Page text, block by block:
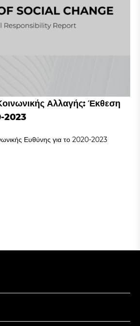
Αλλαγής: Έκθεση
2023
Ευθύνης για το 2020-2023